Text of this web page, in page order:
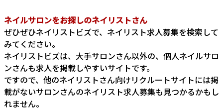
ネイルサロンをお探しのネイリストさん
ぜひぜひネイリストビズで、ネイリスト求人募集を検索して
みてください。
ネイリストビズは、大手サロンさん以外の、個人ネイルサロ
ンさんも求人を掲載しやすいサイトです。
ですので、他のネイリストさん向けリクルートサイトには掲
載がないサロンさんのネイリスト求人募集も見つかるかもし
れません。